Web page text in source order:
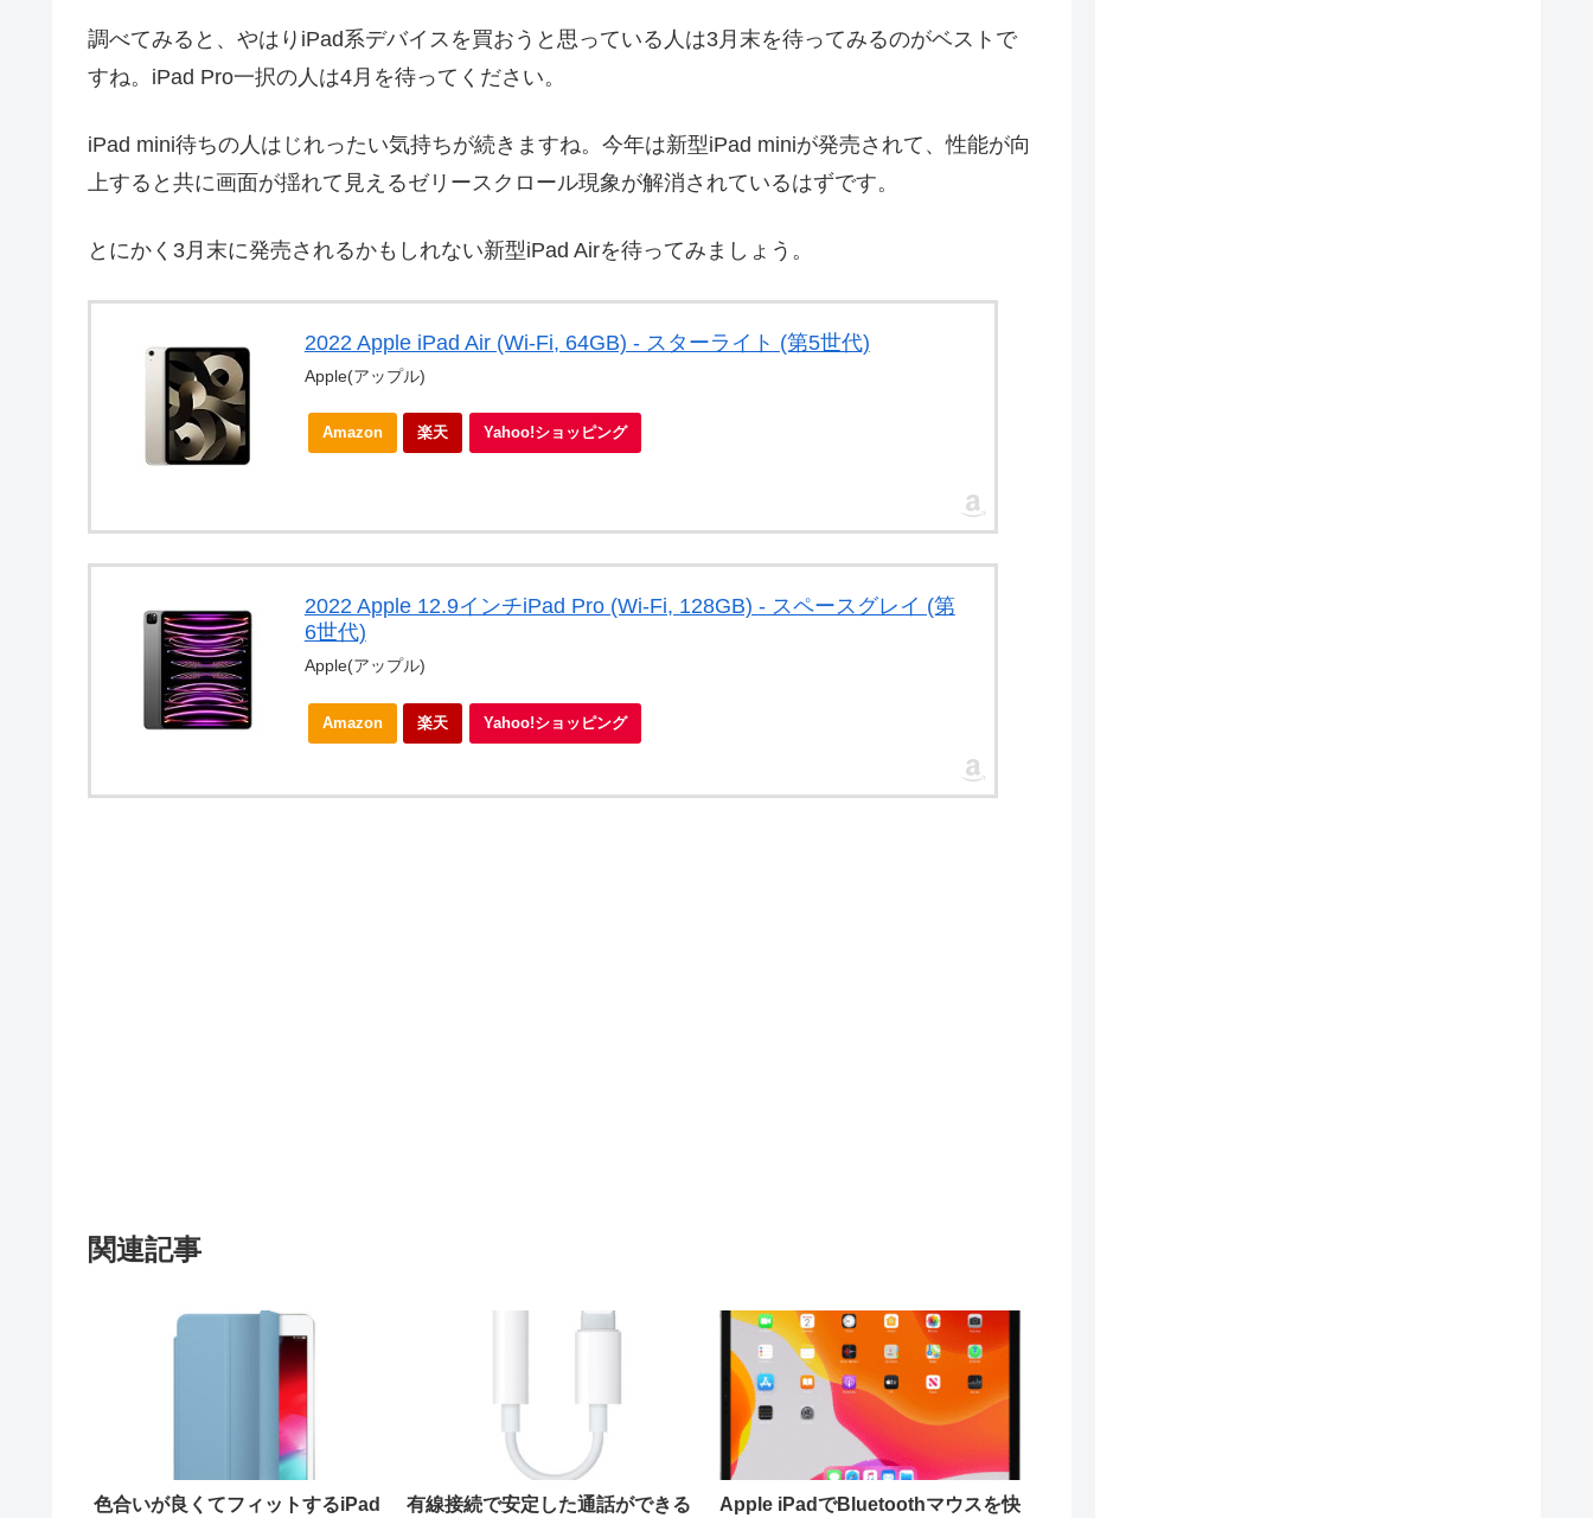
調べてみると、やはりiPad系デバイスを買おうと思っている人は3月末を待ってみるのがベストで
すね。iPad Pro一択の人は4月を待ってください。
iPad mini待ちの人はじれったい気持ちが続きますね。今年は新型iPad miniが発売されて、性能が向
上すると共に画面が揺れて見えるゼリースクロール現象が解消されているはずです。
とにかく3月末に発売されるかもしれない新型iPad Airを待ってみましょう。
2022 Apple iPad Air (Wi-Fi, 64GB) - スターライト (第5世代)
Apple(アップル)
Amazon 楽天 Yahoo!ショッピング
2022 Apple 12.9インチiPad Pro (Wi-Fi, 128GB) - スペースグレイ (第
6世代)
Apple(アップル)
Amazon 楽天 Yahoo!ショッピング
関連記事
色合いが良くてフィットするiPad 有線接続で安定した通話ができる Apple iPadでBluetoothマウスを快